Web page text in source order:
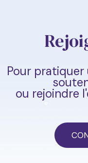
Pour
ou rejoindre